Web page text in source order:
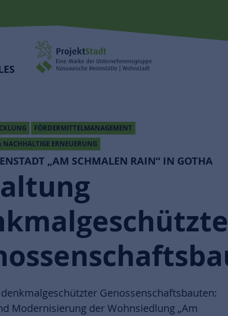
FÖRDERMITTELMANAGEMENT
ERNEUERUNG
„AM SCHMALEN RAIN“ IN GOTHA
Genossenschaftsbauten:
Modernisierung der Wohnsiedlung „Am